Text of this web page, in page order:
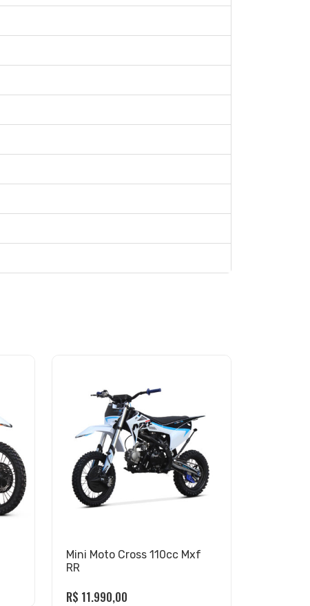
Mini Moto Cross 110cc Mxf
RR
R$ 11.990,00